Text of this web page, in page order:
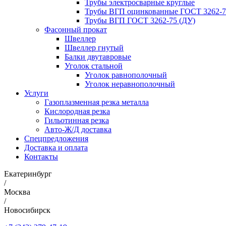
Трубы электросварные круглые
Трубы ВГП оцинкованные ГОСТ 3262-
Трубы ВГП ГОСТ 3262-75 (ДУ)
Фасонный прокат
Швеллер
Швеллер гнутый
Балки двутавровые
Уголок стальной
Уголок равнополочный
Уголок неравнополочный
Услуги
Газоплазменная резка металла
Кислородная резка
Гильотинная резка
Авто-Ж/Д доставка
Спецпредложения
Доставка и оплата
Контакты
Екатеринбург
/
Москва
/
Новосибирск